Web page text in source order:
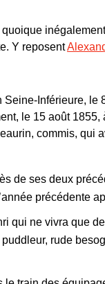
Y reposent
Inférieure, le
le 15 août
commis, qui
de ses deux
précédente
qui ne vivra que
rude